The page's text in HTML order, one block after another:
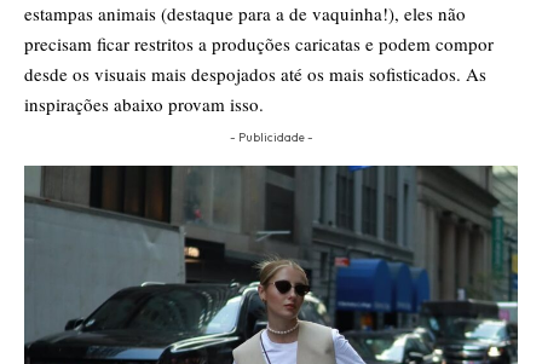
estampas animais (destaque para a de vaquinha!), eles não
precisam ficar restritos a produções caricatas e podem compor
desde os visuais mais despojados até os mais sofisticados. As
inspirações abaixo provam isso.
- Publicidade -